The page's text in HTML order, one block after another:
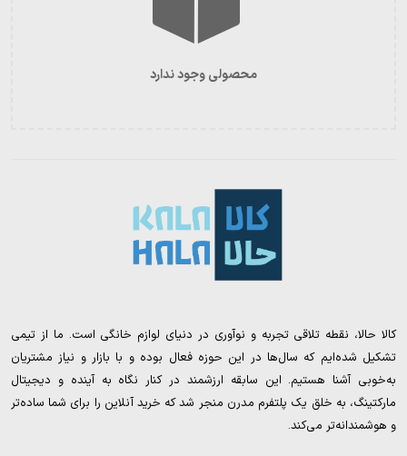
محصولی وجود ندارد
کالا حالا، نقطه تلاقی تجربه و نوآوری در دنیای لوازم خانگی است. ما از تیمی
تشکیل شده‌ایم که سال‌ها در این حوزه فعال بوده و با بازار و نیاز مشتریان
به‌خوبی آشنا هستیم. این سابقه ارزشمند در کنار نگاه به آینده و دیجیتال
مارکتینگ، به خلق یک پلتفرم مدرن منجر شد که خرید آنلاین را برای شما ساده‌تر
و هوشمندانه‌تر می‌کند.